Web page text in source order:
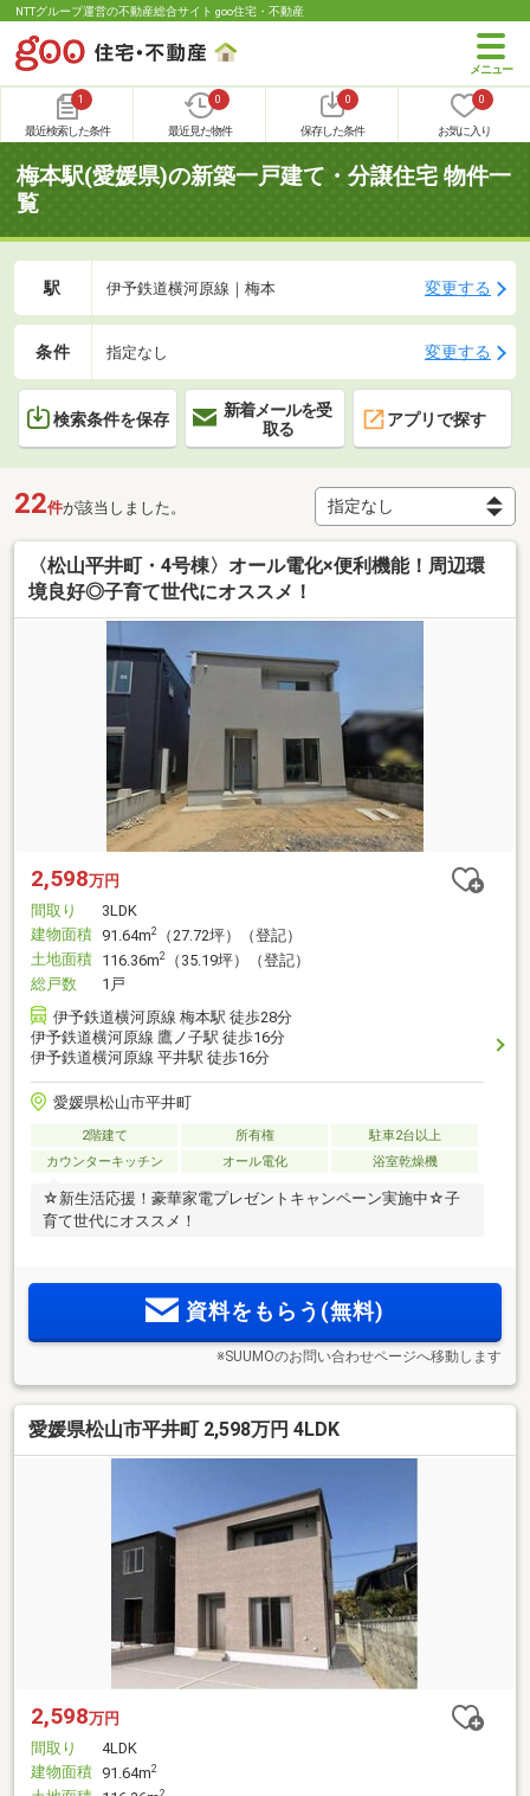
NTTグループ運営の不動産総合サイト goo住宅・不動産
1
最近検索した条件
0
最近見た物件
0
保存した条件
0
お気に入り
梅本駅(愛媛県)の新築一戸建て・分譲住宅 物件一
覧
駅 伊予鉄道横河原線｜梅本 変更する
条件 指定なし 変更する
検索条件を保存
新着メールを受
取る
アプリで探す
22件が該当しました。
〈松山平井町・4号棟〉オール電化×便利機能！周辺環
境良好◎子育て世代にオススメ！
2,598万円
間取り
3LDK
建物面積 91.64m2
（27.72坪）（登記）
土地面積 116.36m2
（35.19坪）（登記）
総戸数
1戸
伊予鉄道横河原線 梅本駅 徒歩28分
伊予鉄道横河原線 鷹ノ子駅 徒歩16分
伊予鉄道横河原線 平井駅 徒歩16分
愛媛県松山市平井町
2階建て 所有権
駐車2台以上
カウンターキッチン
オール電化 浴室乾燥機
☆新生活応援！豪華家電プレゼントキャンペーン実施中☆子
育て世代にオススメ！
資料をもらう(無料)
※SUUMOのお問い合わせページへ移動します
愛媛県松山市平井町 2,598万円 4LDK
2,598万円
間取り
4LDK
建物面積 91.64m2